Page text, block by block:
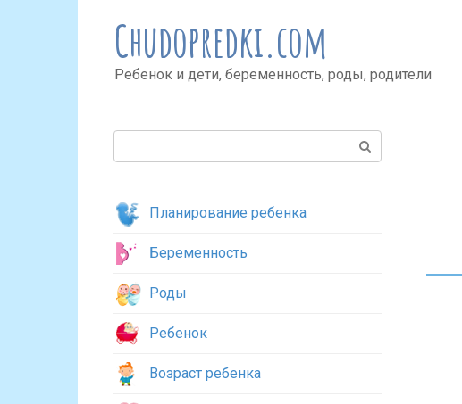
Chudopredki.com
Ребенок и дети, беременность, роды, родители
Планирование ребенка
Беременность
Роды
Ребенок
Возраст ребенка